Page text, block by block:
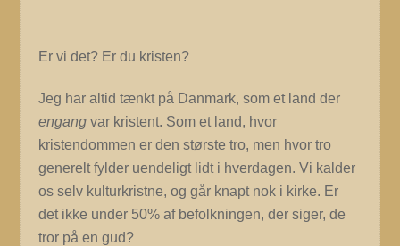
Er vi det? Er du kristen?
Jeg har altid tænkt på Danmark, som et land der
engang var kristent. Som et land, hvor
kristendommen er den største tro, men hvor tro
generelt fylder uendeligt lidt i hverdagen. Vi kalder
os selv kulturkristne, og går knapt nok i kirke. Er
det ikke under 50% af befolkningen, der siger, de
tror på en gud?